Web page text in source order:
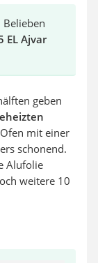
EL Ajvar
geben
mit einer
schonend.
Alufolie
weitere 10